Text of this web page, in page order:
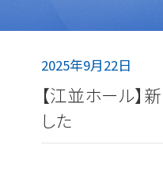
2025年9月22日
【江並ホール】
した